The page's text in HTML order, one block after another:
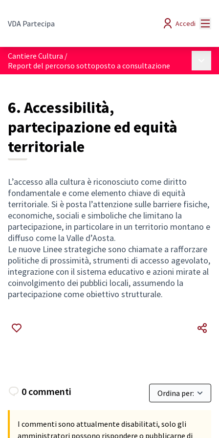
VDA Partecipa Accedi
Cantiere Cultura /
Report del percorso sottoposto a consultazione
6. Accessibilità,
partecipazione ed equità
territoriale
L’accesso alla cultura è riconosciuto come diritto
fondamentale e come elemento chiave di equità
territoriale. Si è posta l’attenzione sulle barriere fisiche,
economiche, sociali e simboliche che limitano la
partecipazione, in particolare in un territorio montano e
diffuso come la Valle d’Aosta.
Le nuove Linee strategiche sono chiamate a rafforzare
politiche di prossimità, strumenti di accesso agevolato,
integrazione con il sistema educativo e azioni mirate al
coinvolgimento dei pubblici locali, assumendo la
partecipazione come obiettivo strutturale.
0 commenti
I commenti sono attualmente disabilitati, solo gli
amministratori possono rispondere o pubblicarne di